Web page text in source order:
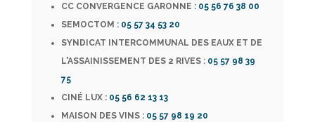
CC CONVERGENCE GARONNE : 05 56 76 38 00
SEMOCTOM : 05 57 34 53 20
SYNDICAT INTERCOMMUNAL DES EAUX ET DE
L'ASSAINISSEMENT DES 2 RIVES : 05 57 98 39
75
CINÉ LUX : 05 56 62 13 13
MAISON DES VINS : 05 57 98 19 20